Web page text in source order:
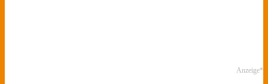
Anzeige*